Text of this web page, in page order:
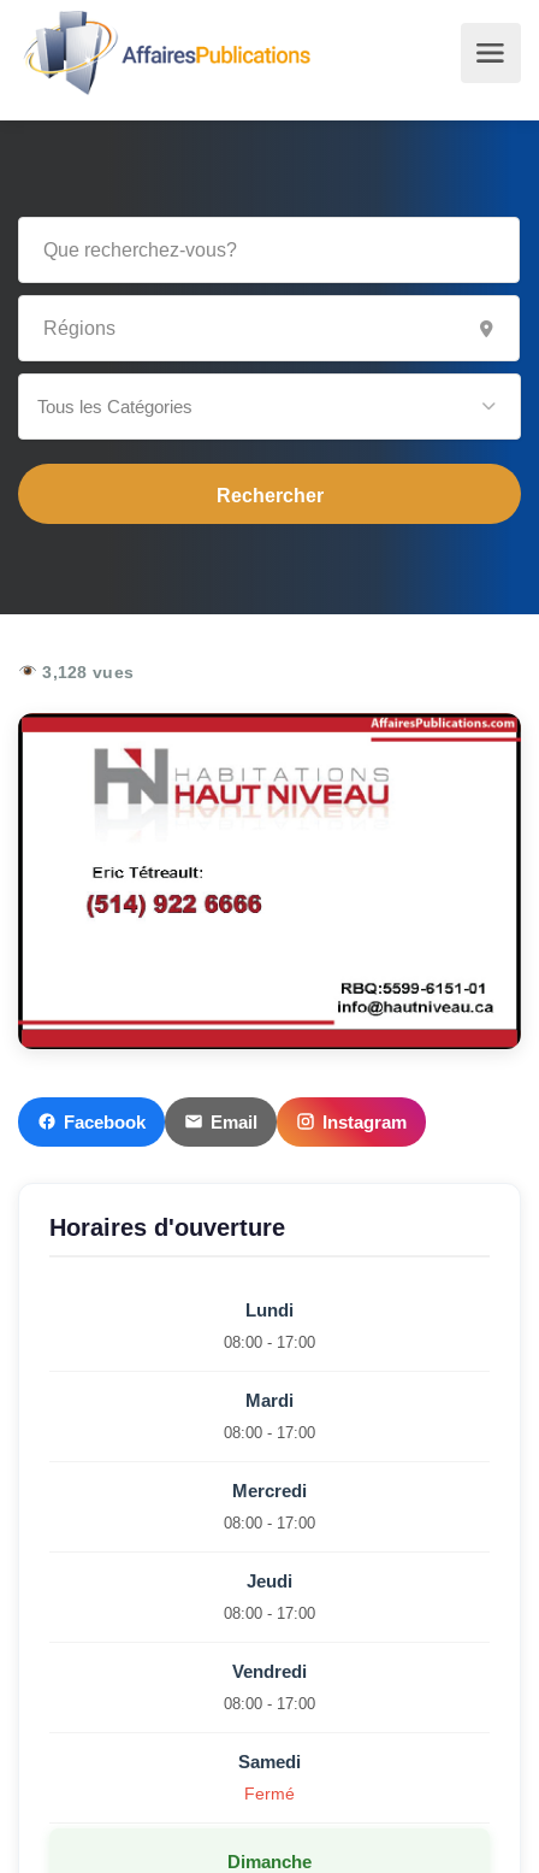
Tous les Catégories
3,128 vues
Facebook Email Instagram
Horaires d'ouverture
Lundi
08:00 - 17:00
Mardi
08:00 - 17:00
Mercredi
08:00 - 17:00
Jeudi
08:00 - 17:00
Vendredi
08:00 - 17:00
Samedi
Fermé
Dimanche